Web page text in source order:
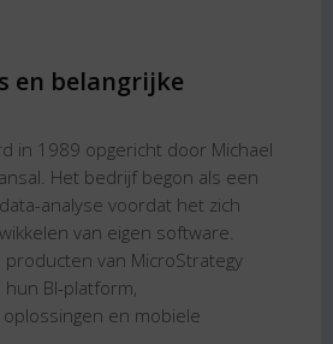
en belangrijke
in 1989 opgericht door Michael
Het bedrijf begon als een
analyse voordat het zich
van eigen software.
producten van MicroStrategy
BI-platform,
en mobiele